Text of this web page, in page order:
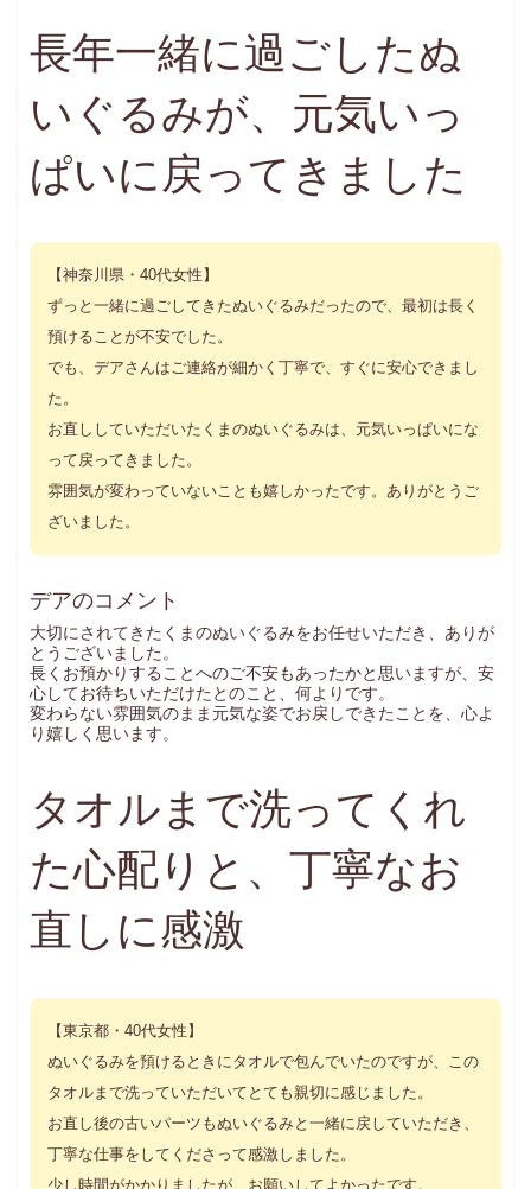
長年一緒に過ごしたぬ
いぐるみが、元気いっ
ぱいに戻ってきました
【神奈川県・40代女性】
ずっと一緒に過ごしてきたぬいぐるみだったので、最初は長く
預けることが不安でした。
でも、デアさんはご連絡が細かく丁寧で、すぐに安心できまし
た。
お直ししていただいたくまのぬいぐるみは、元気いっぱいにな
って戻ってきました。
雰囲気が変わっていないことも嬉しかったです。ありがとうご
ざいました。
デアのコメント
大切にされてきたくまのぬいぐるみをお任せいただき、ありが
とうございました。
長くお預かりすることへのご不安もあったかと思いますが、安
心してお待ちいただけたとのこと、何よりです。
変わらない雰囲気のまま元気な姿でお戻しできたことを、心よ
り嬉しく思います。
タオルまで洗ってくれ
た心配りと、丁寧なお
直しに感激
【東京都・40代女性】
ぬいぐるみを預けるときにタオルで包んでいたのですが、この
タオルまで洗っていただいてとても親切に感じました。
お直し後の古いパーツもぬいぐるみと一緒に戻していただき、
丁寧な仕事をしてくださって感激しました。
少し時間がかかりましたが、お願いしてよかったです。